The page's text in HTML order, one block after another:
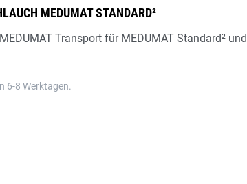
MEDUMAT STANDARD²
Transport für MEDUMAT Standard² und
6-8 Werktagen.